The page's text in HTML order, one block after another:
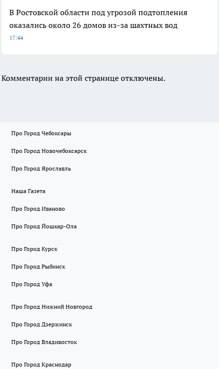
В Ростовской области под угрозой подтопления
оказались около 26 домов из-за шахтных вод
17:44
Комментарии на этой странице отключены.
Про Город Чебоксары
Про Город Новочебоксарск
Про Город Ярославль
Наша Газета
Про Город Иваново
Про Город Йошкар-Ола
Про Город Курск
Про Город Рыбинск
Про Город Уфа
Про Город Нижний Новгород
Про Город Дзержинск
Про Город Владивосток
Про Город Краснодар